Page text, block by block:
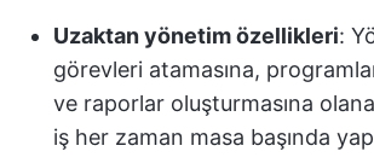
Uzaktan yönetim özellikleri:
görevleri atamasına,
ve raporlar oluşturmasına
iş her zaman masa başında